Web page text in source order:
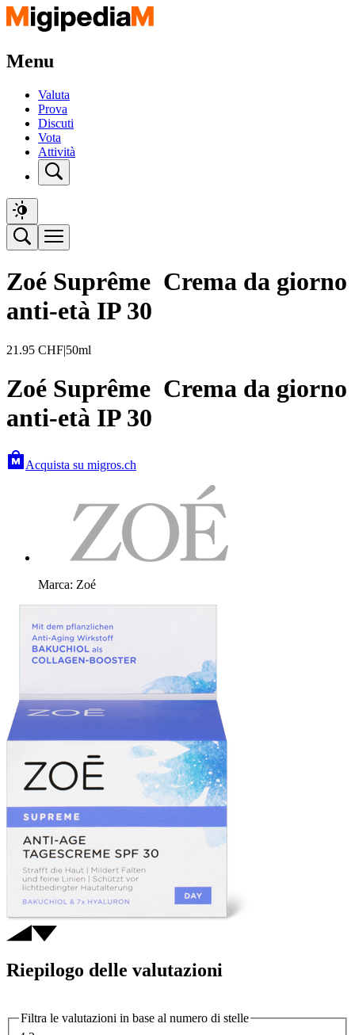
Menu
Valuta
Prova
Discuti
Vota
Attività
Zoé Suprême Crema da giorno
anti-età IP 30
21.95 CHF|50ml
Zoé Suprême Crema da giorno
anti-età IP 30
Acquista su migros.ch
Marca: Zoé
Riepilogo delle valutazioni
Filtra le valutazioni in base al numero di stelle